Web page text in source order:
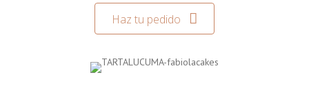
Haz tu pedido